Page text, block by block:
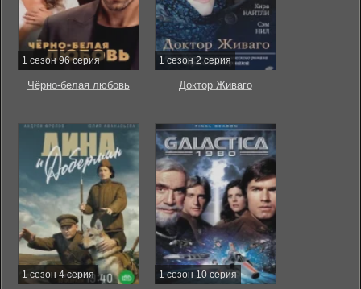
1 сезон 96 серия
Чёрно-белая любовь
1 сезон 2 серия
Доктор Живаго
1 сезон 4 серия 1 сезон 10 серия